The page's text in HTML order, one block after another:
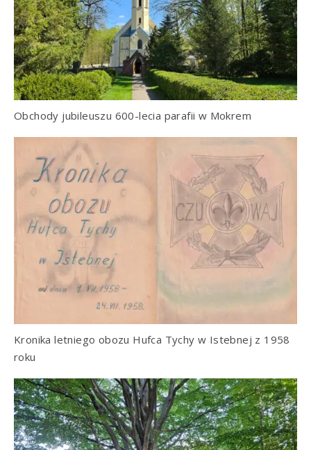
Obchody jubileuszu 600-lecia parafii w Mokrem
Kronika letniego obozu Hufca Tychy w Istebnej z 1958
roku